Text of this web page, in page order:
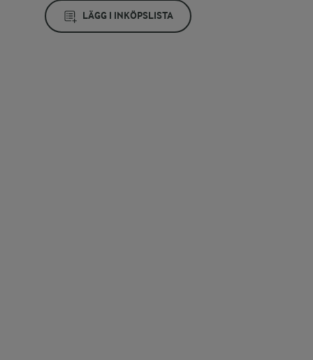
LÄGG I INKÖPSLISTA